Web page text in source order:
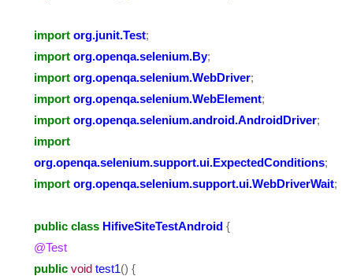
import org.junit.Test;
import org.openqa.selenium.By;
import org.openqa.selenium.WebDriver;
import org.openqa.selenium.WebElement;
import org.openqa.selenium.android.AndroidDriver;
import
org.openqa.selenium.support.ui.ExpectedConditions;
import org.openqa.selenium.support.ui.WebDriverWait;
public class HifiveSiteTestAndroid {
@Test
public void test1() {